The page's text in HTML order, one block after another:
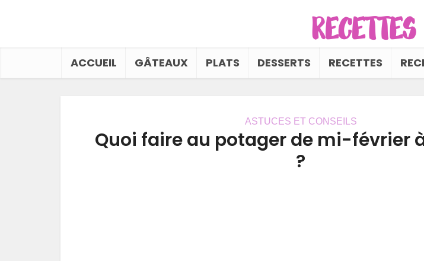
ACCUEIL GÂTEAUX PLATS DESSERTS RECETTES
ASTUCES ET CONSEILS
Quoi faire au potager de mi-février
?